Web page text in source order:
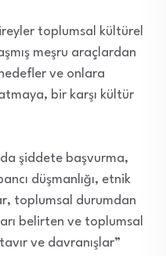
toplumsal kültürel
meşru araçlardan
ve onlara
bir karşı kültür
şiddete başvurma,
düşmanlığı, etnik
toplumsal durumdan
belirten ve toplumsal
ve davranışlar”